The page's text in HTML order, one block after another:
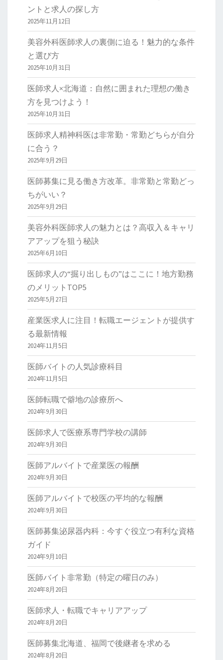
ントと求人の探し方
2025年11月12日
美容外科医師求人の裏側に迫る！魅力的な条件
と選び方
2025年10月31日
医師求人×北海道：自然に囲まれた理想の働き
方を見つけよう！
2025年10月31日
医師求人精神科医は非常勤・常勤どちらが自分
に合う？
2025年9月29日
医師募集に見る働き方改革。非常勤と常勤どっ
ちがいい？
2025年9月29日
美容外科医師求人の魅力とは？高収入＆キャリ
アアップを狙う秘訣
2025年6月10日
医師求人の“掘り出しもの”はここに！地方勤務
のメリットTOP5
2025年5月27日
産業医求人に注目！転職エージェントが提供す
る最新情報
2024年11月5日
医師バイトの人気診療科目
2024年11月5日
医師転職で僻地の診療所へ
2024年9月30日
医師求人で医療系専門学校の講師
2024年9月30日
医師アルバイトで産業医の報酬
2024年9月30日
医師アルバイトで校医の平均的な報酬
2024年9月30日
医師募集泌尿器内科：今すぐ役立つ有利な資格
ガイド
2024年9月10日
医師バイト非常勤（特定の曜日のみ）
2024年8月20日
医師求人・転職でキャリアアップ
2024年8月20日
医師募集北海道、福岡で後継者を求める
2024年8月20日